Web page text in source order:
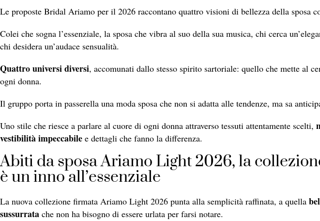
Le proposte Bridal Ariamo per il 2026 raccontano quattro visioni di bellezza della sposa
Colei che sogna l’essenziale, la sposa che vibra al suo della sua musica, chi cerca
chi desidera un’audace sensualità.
Quattro universi diversi, accomunati dallo stesso spirito sartoriale: quello che mette al
ogni donna.
Il gruppo porta in passerella una moda sposa che non si adatta alle tendenze, ma sa
Uno stile che riesce a parlare al cuore di ogni donna attraverso tessuti attentamente scelti,
vestibilità impeccabile e dettagli che fanno la differenza.
Abiti da sposa Ariamo Light 2026, la
è un inno all’essenziale
La nuova collezione firmata Ariamo Light 2026 punta alla semplicità raffinata, a quella
sussurrata che non ha bisogno di essere urlata per farsi notare.